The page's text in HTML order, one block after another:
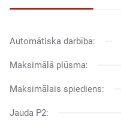
Automātiska darbība:
Maksimālā plūsma:
Maksimālais spiediens:
Jauda P2: